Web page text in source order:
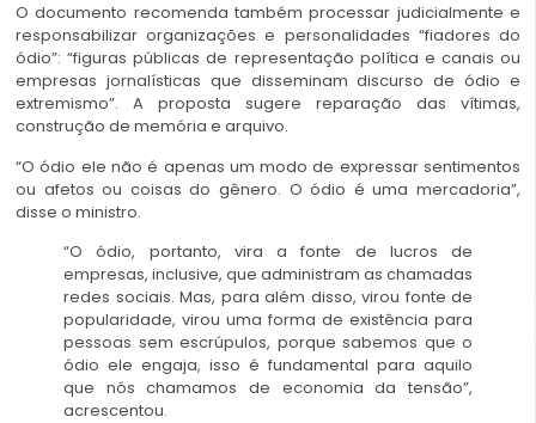
O documento recomenda também processar judicialmente e
responsabilizar organizações e personalidades “fiadores do
ódio”: “figuras públicas de representação política e canais ou
empresas jornalísticas que disseminam discurso de ódio e
extremismo”. A proposta sugere reparação das vítimas,
construção de memória e arquivo.
“O ódio ele não é apenas um modo de expressar sentimentos
ou afetos ou coisas do gênero. O ódio é uma mercadoria”,
disse o ministro.
“O ódio, portanto, vira a fonte de lucros de
empresas, inclusive, que administram as chamadas
redes sociais. Mas, para além disso, virou fonte de
popularidade, virou uma forma de existência para
pessoas sem escrúpulos, porque sabemos que o
ódio ele engaja, isso é fundamental para aquilo
que nós chamamos de economia da tensão”,
acrescentou.